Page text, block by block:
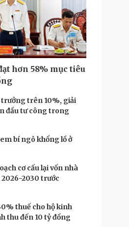
Giá cà phê
Công nghệ
Sành điệu
Tin Công nghệ
Trải nghiệm
Chuyển đổi số
Podcast
Câu chuyện thời sự
Cửa sổ tình yêu
hơn 58% mục tiêu
trưởng trên 10%, giải
đầu tư công trong
bí ngô khổng lồ ở
cơ cấu lại vốn nhà
2030 trước
thuế cho hộ kinh
thu đến 10 tỷ đồng